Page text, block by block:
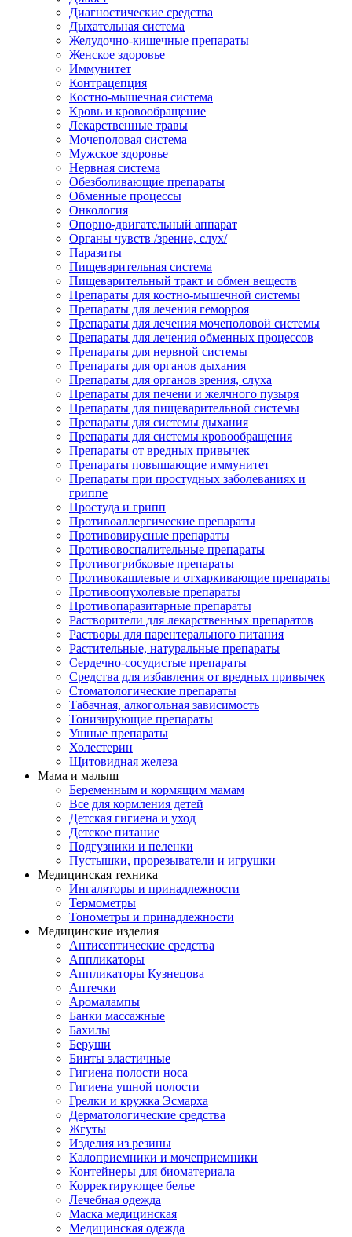
Диагностические средства
Дыхательная система
Желудочно-кишечные препараты
Женское здоровье
Иммунитет
Контрацепция
Костно-мышечная система
Кровь и кровообращение
Лекарственные травы
Мочеполовая система
Мужское здоровье
Нервная система
Обезболивающие препараты
Обменные процессы
Онкология
Опорно-двигательный аппарат
Органы чувств /зрение, слух/
Паразиты
Пищеварительная система
Пищеварительный тракт и обмен веществ
Препараты для костно-мышечной системы
Препараты для лечения геморроя
Препараты для лечения мочеполовой системы
Препараты для лечения обменных процессов
Препараты для нервной системы
Препараты для органов дыхания
Препараты для органов зрения, слуха
Препараты для печени и желчного пузыря
Препараты для пищеварительной системы
Препараты для системы дыхания
Препараты для системы кровообращения
Препараты от вредных привычек
Препараты повышающие иммунитет
Препараты при простудных заболеваниях и
гриппе
Простуда и грипп
Противоаллергические препараты
Противовирусные препараты
Противовоспалительные препараты
Противогрибковые препараты
Противокашлевые и отхаркивающие препараты
Противоопухолевые препараты
Противопаразитарные препараты
Растворители для лекарственных препаратов
Растворы для парентерального питания
Растительные, натуральные препараты
Сердечно-сосудистые препараты
Средства для избавления от вредных привычек
Стоматологические препараты
Табачная, алкогольная зависимость
Тонизирующие препараты
Ушные препараты
Холестерин
Щитовидная железа
Мама и малыш
Беременным и кормящим мамам
Все для кормления детей
Детская гигиена и уход
Детское питание
Подгузники и пеленки
Пустышки, прорезыватели и игрушки
Медицинская техника
Ингаляторы и принадлежности
Термометры
Тонометры и принадлежности
Медицинские изделия
Антисептические средства
Аппликаторы
Аппликаторы Кузнецова
Аптечки
Аромалампы
Банки массажные
Бахилы
Беруши
Бинты эластичные
Гигиена полости носа
Гигиена ушной полости
Грелки и кружка Эсмарха
Дерматологические средства
Жгуты
Изделия из резины
Калоприемники и мочеприемники
Контейнеры для биоматериала
Корректирующее белье
Лечебная одежда
Маска медицинская
Медицинская одежда